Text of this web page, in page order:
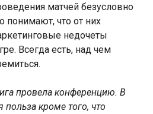
матчей безусловно
что от них
недочеты
Всегда есть, над чем
провела конференцию. В
кроме того, что